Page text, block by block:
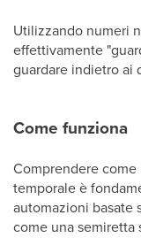
Utilizzando numeri
effettivamente
guardare indietro ai
Come funziona
Comprendere
temporale è
automazioni basate
come una semiretta